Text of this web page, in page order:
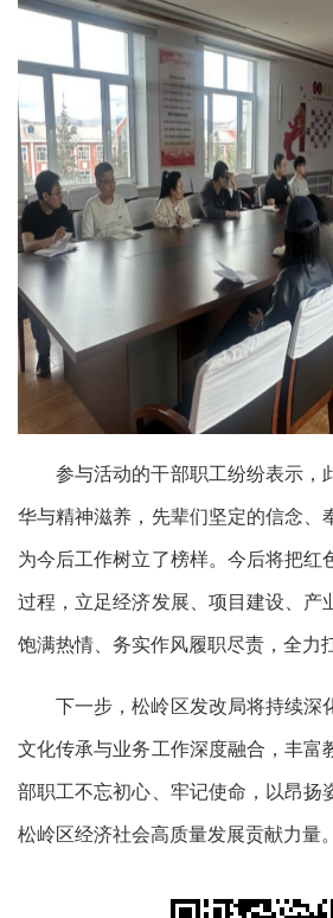
参与活动的干部职工纷纷表示，
华与精神滋养，先辈们坚定的信念、
为今后工作树立了榜样。今后将把红
过程，立足经济发展、项目建设、产
饱满热情、务实作风履职尽责，全力
下一步，松岭区发改局将持续深
文化传承与业务工作深度融合，丰富
部职工不忘初心、牢记使命，以昂扬
松岭区经济社会高质量发展贡献力量。